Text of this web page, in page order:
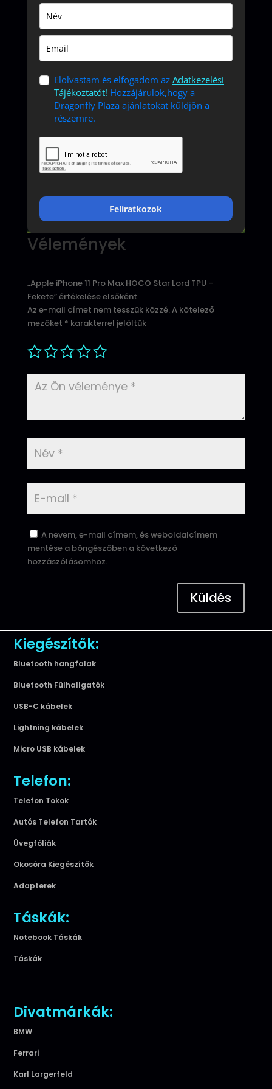
Elolvastam és elfogadom az Adatkezelési
Tájékoztatót! Hozzájárulok,hogy a
Dragonfly Plaza ajánlatokat küldjön a
részemre.
Feliratkozok
Vélemények
„Apple iPhone 11 Pro Max HOCO Star Lord TPU –
Fekete” értékelése elsőként
Az e-mail címet nem tesszük közzé.A kötelező
mezőket * karakterrel jelöltük
A nevem, e-mail címem, és weboldalcímem
mentése a böngészőben a következő
hozzászólásomhoz.
Küldés
Kiegészítők:
Bluetooth hangfalak
Bluetooth Fülhallgatók
USB-C kábelek
Lightning kábelek
Micro USB kábelek
Telefon:
Telefon Tokok
Autós Telefon Tartók
Üvegfóliák
Okosóra Kiegészítők
Adapterek
Táskák:
Notebook Táskák
Táskák
Divatmárkák:
BMW
Ferrari
Karl Largerfeld